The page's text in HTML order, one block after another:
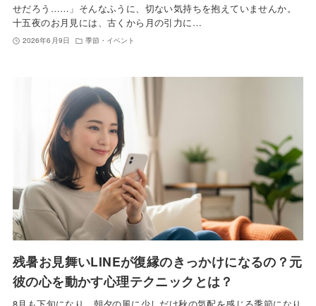
せだろう……」そんなふうに、切ない気持ちを抱えていませんか。
十五夜のお月見には、古くから月の引力に…
2026年6月9日 季節・イベント
残暑お見舞いLINEが復縁のきっかけになるの？元
彼の心を動かす心理テクニックとは？